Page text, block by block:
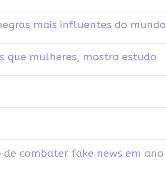
mais influentes do mundo
que mulheres, mostra estudo
de combater fake news em ano